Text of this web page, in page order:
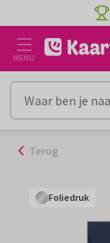
naar
inhoud
MENU
Terug
Foliedruk
Foliedruk
Foliedruk
Foliedruk